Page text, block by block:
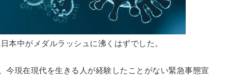
本中がメダルラッシュに沸くはずでした。
今現在現代を生きる人が経験したことがない緊急事態宣